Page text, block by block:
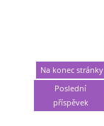
Na konec stránky
Poslední
příspěvek